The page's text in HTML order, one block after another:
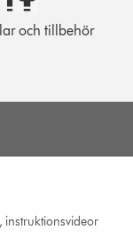
och tillbehör
instruktionsvideor